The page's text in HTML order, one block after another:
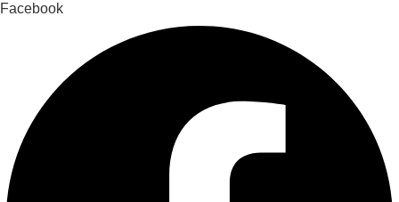
Facebook